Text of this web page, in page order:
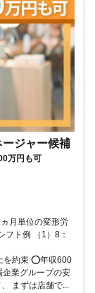
ージャー候補
万円も可
月単位の変形労
ト例 （1）8：
約束 ⭕年収600
業グループの安
まずは店舗で...